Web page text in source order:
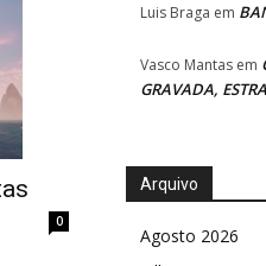
0
Luis Braga em
Vasco Mantas em
GRAVADA,
Arquivo
Agosto 2026